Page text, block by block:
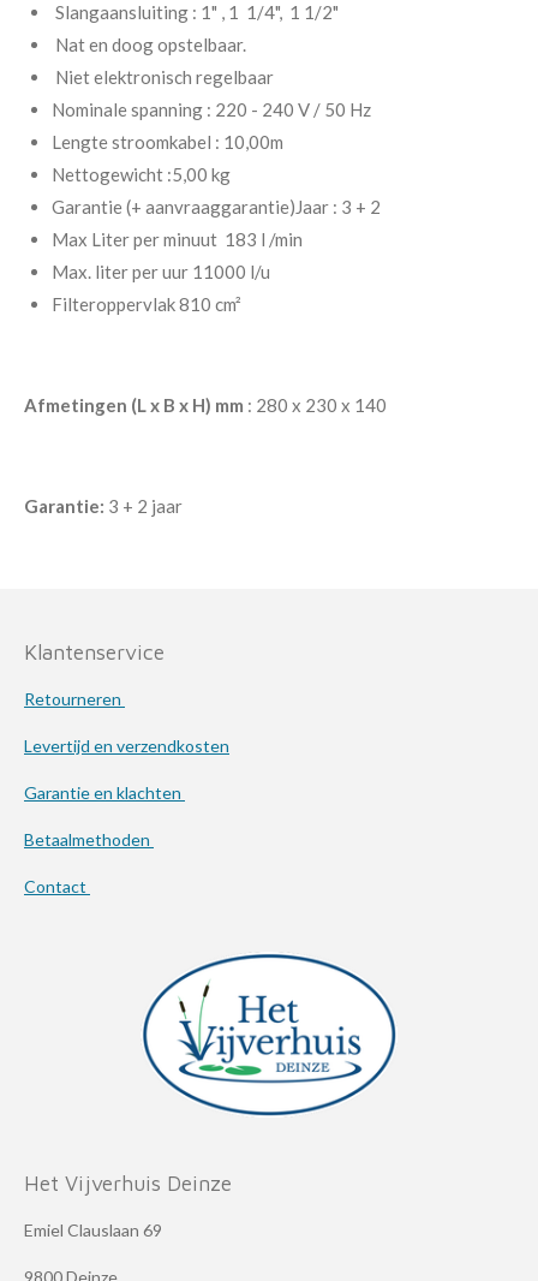
Slangaansluiting : 1" , 1 1/4", 1 1/2"
Nat en doog opstelbaar.
Niet elektronisch regelbaar
Nominale spanning : 220 - 240 V / 50 Hz
Lengte stroomkabel : 10,00m
Nettogewicht :5,00 kg
Garantie (+ aanvraaggarantie)Jaar : 3 + 2
Max Liter per minuut 183 l /min
Max. liter per uur 11000 l/u
Filteroppervlak 810 cm²
Afmetingen (L x B x H) mm : 280 x 230 x 140
Garantie: 3 + 2 jaar
Klantenservice
Retourneren
Levertijd en verzendkosten
Garantie en klachten
Betaalmethoden
Contact
Het Vijverhuis Deinze
Emiel Clauslaan 69
9800 Deinze